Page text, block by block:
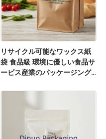
リサイクル可能なワックス紙
袋 食品級 環境に優しい食品サ
ービス産業のパッケージング